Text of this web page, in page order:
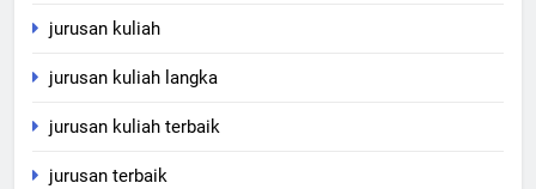
jurusan kuliah
jurusan kuliah langka
jurusan kuliah terbaik
jurusan terbaik